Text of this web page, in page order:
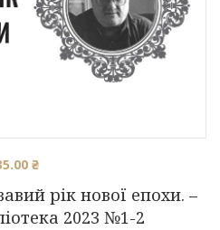
рік нової епохи. –
2023 №1-2
₴